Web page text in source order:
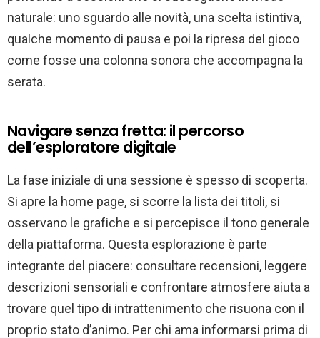
naturale: uno sguardo alle novità, una scelta istintiva,
qualche momento di pausa e poi la ripresa del gioco
come fosse una colonna sonora che accompagna la
serata.
Navigare senza fretta: il percorso
dell’esploratore digitale
La fase iniziale di una sessione è spesso di scoperta.
Si apre la home page, si scorre la lista dei titoli, si
osservano le grafiche e si percepisce il tono generale
della piattaforma. Questa esplorazione è parte
integrante del piacere: consultare recensioni, leggere
descrizioni sensoriali e confrontare atmosfere aiuta a
trovare quel tipo di intrattenimento che risuona con il
proprio stato d’animo. Per chi ama informarsi prima di